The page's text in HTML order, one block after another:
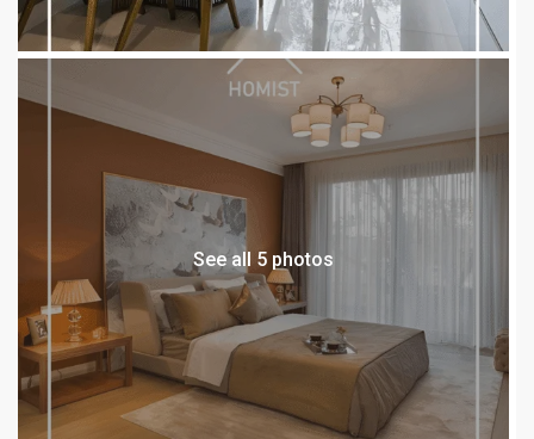
See all 5 photos